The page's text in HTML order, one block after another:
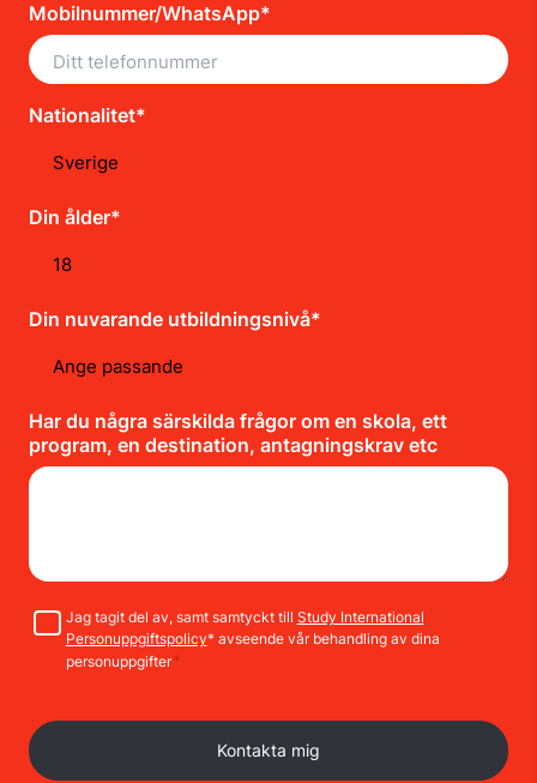
Mobilnummer/WhatsApp*
Nationalitet*
Din ålder*
Din nuvarande utbildningsnivå*
Har du några särskilda frågor om en skola, ett
program, en destination, antagningskrav etc
Samtycke
Jag tagit del av, samt samtyckt till Study International
Personuppgiftspolicy* avseende vår behandling av dina
personuppgifter*